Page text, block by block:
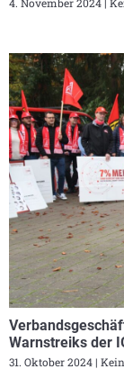
4. November 2024
Warnstreiks der
31. Oktober 2024